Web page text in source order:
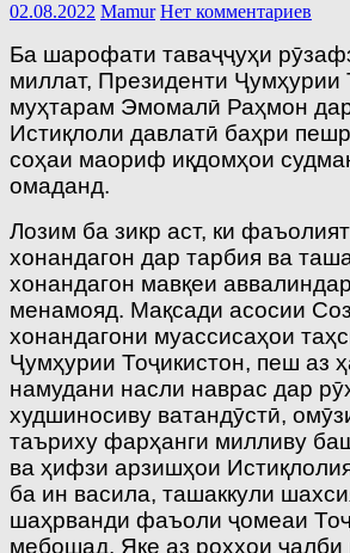
02.08.2022 Mamur Нет комментариев
Ба шарофати таваҷҷуҳи
миллат, Президенти Ҷумҳурии
муҳтарам Эмомалӣ Раҳмон
Истиқлоли давлатӣ баҳри
соҳаи маориф иқдомҳои
омаданд.
Лозим ба зикр аст, ки
хонандагон дар тарбия ва
хонандагон мавқеи
менамояд. Мақсади асосии
хонандагони муассисаҳои
Ҷумҳурии Тоҷикистон, пеш аз
намудани насли наврас дар
худшиносиву ватандӯстӣ,
таъриху фарҳанги милливу
ва ҳифзи арзишҳои
ба ин васила, ташаккули
шаҳрванди фаъоли ҷомеаи
мебошад. Яке аз роҳҳои ҷалби